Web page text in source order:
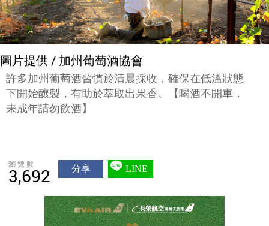
圖片提供 / 加州葡萄酒協會
許多加州葡萄酒習慣於清晨採收，確保在低溫狀態
下開始釀製，有助於萃取出果香。【喝酒不開車．
未成年請勿飲酒】
瀏覽數
3,692 分享 LINE